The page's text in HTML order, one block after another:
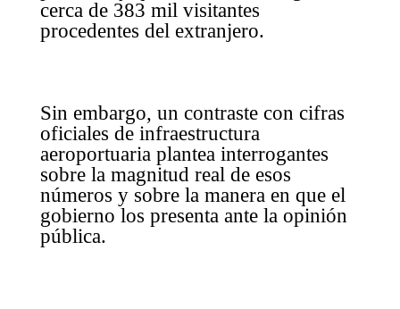
cerca de 383 mil visitantes
procedentes del extranjero.
Sin embargo, un contraste con cifras
oficiales de infraestructura
aeroportuaria plantea interrogantes
sobre la magnitud real de esos
números y sobre la manera en que el
gobierno los presenta ante la opinión
pública.